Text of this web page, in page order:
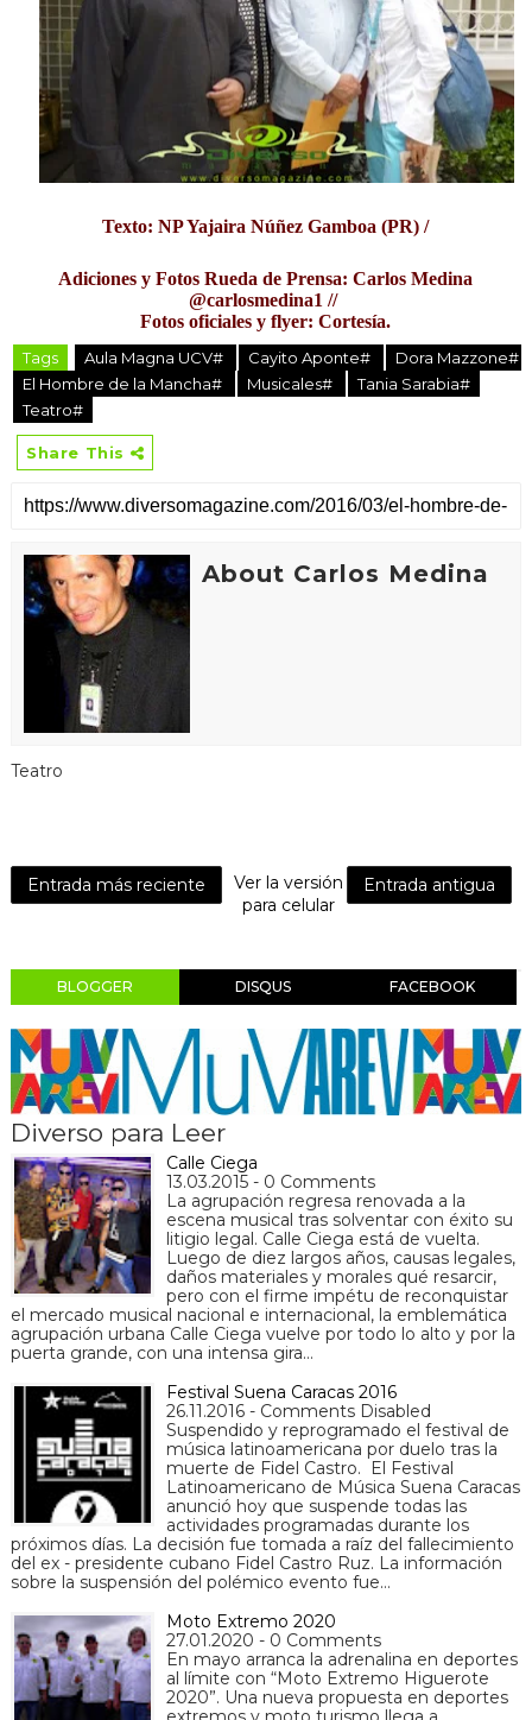
Texto: NP Yajaira Núñez Gamboa (PR) /
Adiciones y Fotos Rueda de Prensa: Carlos Medina
@carlosmedina1 //
Fotos oficiales y flyer: Cortesía.
Tags Aula Magna UCV# Cayito Aponte#
Dora Mazzone#
El Hombre de la Mancha#
Musicales#
Tania Sarabia#
Teatro#
Share This
About Carlos Medina
Teatro
Entrada más reciente Entrada antigua
Ver la versión
para celular
BLOGGER DISQUS FACEBOOK
Diverso para Leer
Calle Ciega
13.03.2015 - 0 Comments
La agrupación regresa renovada a la
escena musical tras solventar con éxito su
litigio legal. Calle Ciega está de vuelta.
Luego de diez largos años, causas legales,
daños materiales y morales qué resarcir,
pero con el firme impétu de reconquistar
el mercado musical nacional e internacional, la emblemática
agrupación urbana Calle Ciega vuelve por todo lo alto y por la
puerta grande, con una intensa gira…
Festival Suena Caracas 2016
26.11.2016 - Comments Disabled
Suspendido y reprogramado el festival de
música latinoamericana por duelo tras la
muerte de Fidel Castro. El Festival
Latinoamericano de Música Suena Caracas
anunció hoy que suspende todas las
actividades programadas durante los
próximos días. La decisión fue tomada a raíz del fallecimiento
del ex - presidente cubano Fidel Castro Ruz. La información
sobre la suspensión del polémico evento fue…
Moto Extremo 2020
27.01.2020 - 0 Comments
En mayo arranca la adrenalina en deportes
al límite con “Moto Extremo Higuerote
2020”. Una nueva propuesta en deportes